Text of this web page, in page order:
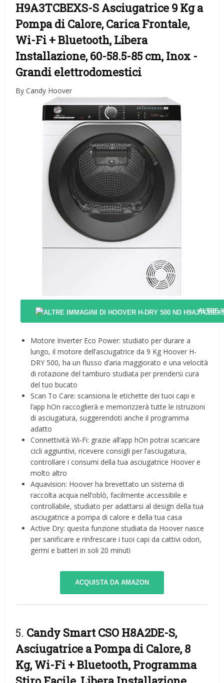
H9A3TCBEXS-S Asciugatrice 9 Kg a
Pompa di Calore, Carica Frontale,
Wi-Fi + Bluetooth, Libera
Installazione, 60-58.5-85 cm, Inox -
Grandi elettrodomestici
By Candy Hoover
ALTRE
Motore Inverter Eco Power: studiato per durare a
lungo, il motore dell’asciugatrice da 9 Kg Hoover H-
DRY 500, ha un flusso d’aria maggiorato e una velocità
di rotazione del tamburo studiata per prendersi cura
del tuo bucato
Scan To Care: scansiona le etichette dei tuoi capi e
l’app hOn raccoglierà e memorizzerà tutte le istruzioni
di asciugatura, suggerendoti anche il programma
adatto
Connettività Wi-Fi: grazie all’app hOn potrai scaricare
cicli aggiuntivi, ricevere consigli per l’asciugatura,
controllare i consumi della tua asciugatrice Hoover e
molto altro
Aquavision: Hoover ha brevettato un sistema di
raccolta acqua nell’oblò, facilmente accessibile e
controllabile, studiato per adattarsi al design della tua
asciugatrice a pompa di calore e della tua casa
Active Dry: questa funzione studiata da Hoover nasce
per sanificare e rinfrescare i tuoi capi da cattivi odori,
germi e batteri in soli 20 minuti
ACQUISTA DA AMAZON
5. Candy Smart CSO H8A2DE-S,
Asciugatrice a Pompa di Calore, 8
Kg, Wi-Fi + Bluetooth, Programma